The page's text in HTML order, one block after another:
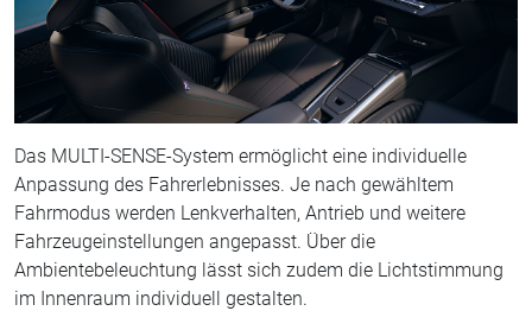
Das MULTI-SENSE-System ermöglicht eine individuelle
Anpassung des Fahrerlebnisses. Je nach gewähltem
Fahrmodus werden Lenkverhalten, Antrieb und weitere
Fahrzeugeinstellungen angepasst. Über die
Ambientebeleuchtung lässt sich zudem die Lichtstimmung
im Innenraum individuell gestalten.